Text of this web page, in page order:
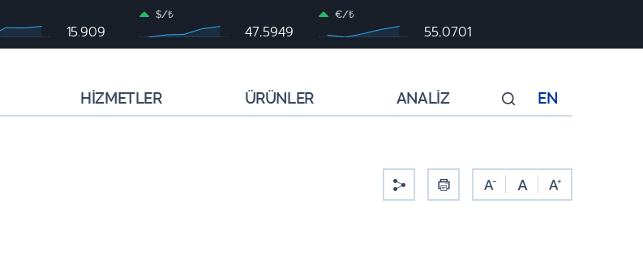
15.909
$/₺
47,5949
€/₺
55,0701
HİZMETLER ÜRÜNLER ANALİZ EN